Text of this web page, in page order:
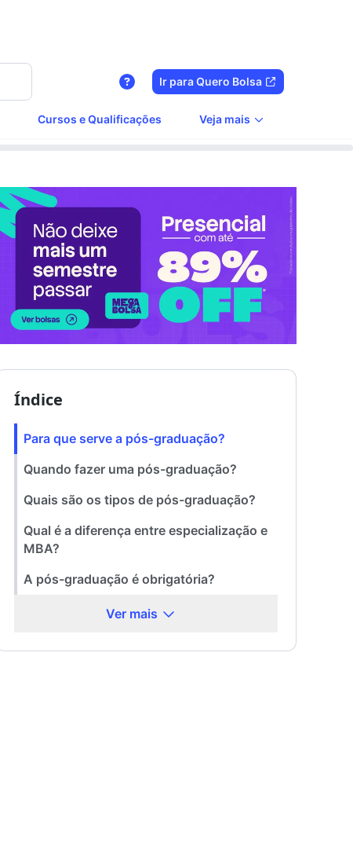
Ir para Quero Bolsa
Cursos e Qualificações Veja mais
Índice
Para que serve a pós-graduação?
Quando fazer uma pós-graduação?
Quais são os tipos de pós-graduação?
Qual é a diferença entre especialização e
MBA?
A pós-graduação é obrigatória?
Ver mais